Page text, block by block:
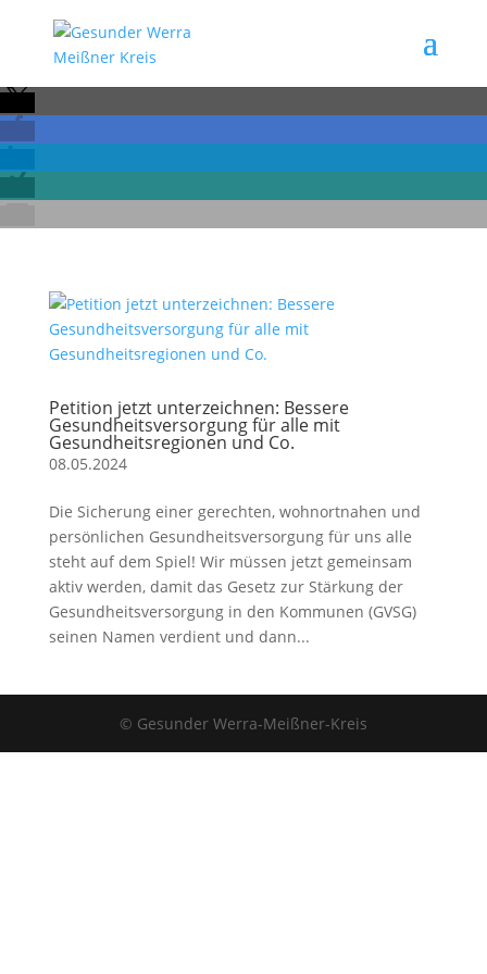
Petition jetzt unterzeichnen: Bessere
Gesundheitsversorgung für alle mit
Gesundheitsregionen und Co.
08.05.2024
Die Sicherung einer gerechten, wohnortnahen und
persönlichen Gesundheitsversorgung für uns alle
steht auf dem Spiel! Wir müssen jetzt gemeinsam
aktiv werden, damit das Gesetz zur Stärkung der
Gesundheitsversorgung in den Kommunen (GVSG)
seinen Namen verdient und dann...
© Gesunder Werra-Meißner-Kreis